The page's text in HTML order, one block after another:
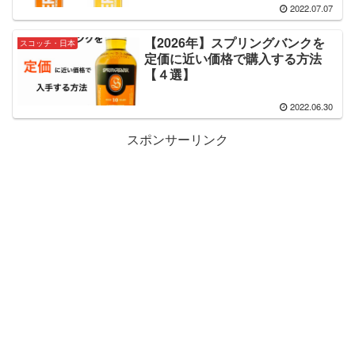
2022.07.07
スコッチ・日本
【2026年】スプリングバンクを
定価に近い価格で購入する方法
【４選】
2022.06.30
スポンサーリンク